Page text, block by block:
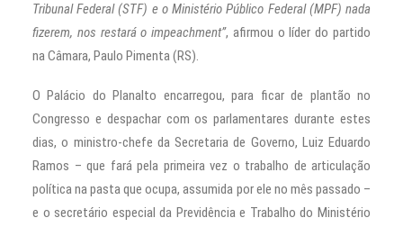
Tribunal Federal (STF) e o Ministério Público Federal (MPF) nada
fizerem, nos restará o impeachment”, afirmou o líder do partido
na Câmara, Paulo Pimenta (RS).
O Palácio do Planalto encarregou, para ficar de plantão no
Congresso e despachar com os parlamentares durante estes
dias, o ministro-chefe da Secretaria de Governo, Luiz Eduardo
Ramos – que fará pela primeira vez o trabalho de articulação
política na pasta que ocupa, assumida por ele no mês passado –
e o secretário especial da Previdência e Trabalho do Ministério